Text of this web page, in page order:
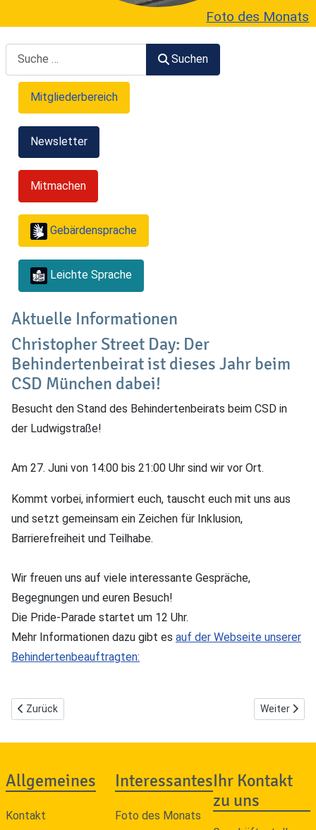
Foto des Monats
Suchen
Suchen
Mitgliederbereich
Newsletter
Mitmachen
Gebärdensprache
Leichte Sprache
Aktuelle Informationen
Christopher Street Day: Der
Behindertenbeirat ist dieses Jahr beim
CSD München dabei!
Besucht den Stand des Behindertenbeirats beim CSD in
der Ludwigstraße!
Am 27. Juni von 14:00 bis 21:00 Uhr sind wir vor Ort.
Kommt vorbei, informiert euch, tauscht euch mit uns aus
und setzt gemeinsam ein Zeichen für Inklusion,
Barrierefreiheit und Teilhabe.
Wir freuen uns auf viele interessante Gespräche,
Begegnungen und euren Besuch!
Die Pride-Parade startet um 12 Uhr.
Mehr Informationen dazu gibt es auf der Webseite unserer
Behindertenbeauftragten:
Vorheriger Beitrag: IKEA führt „Stille Stunde“ ein
Zurück Nächster
Weiter
Allgemeines
Kontakt
Interessantes
Foto des Monats
Ihr Kontakt
zu uns